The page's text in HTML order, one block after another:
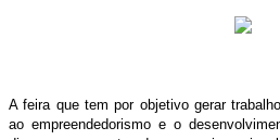
A feira que tem por objetivo gerar
ao empreendedorismo e o